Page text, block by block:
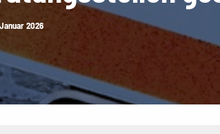
Januar 2026